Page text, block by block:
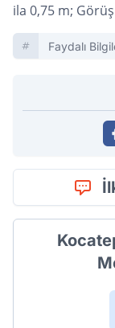
ila 0,75 m;
Faydalı